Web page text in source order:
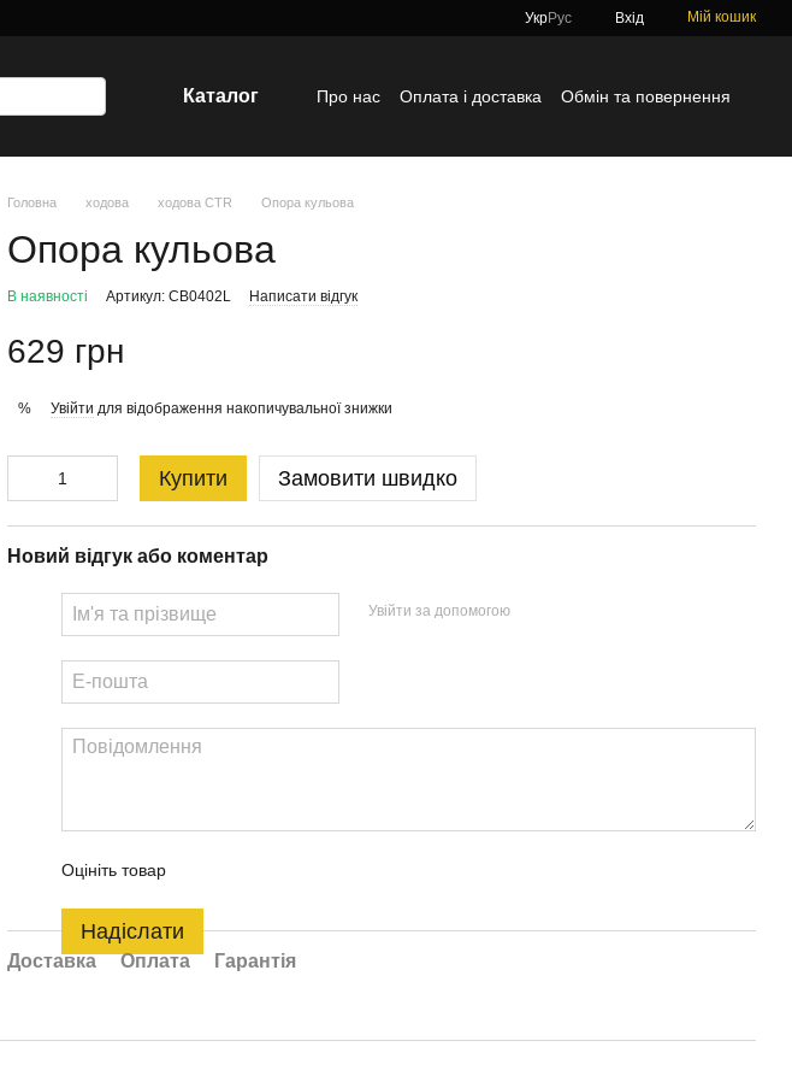
УкрРус Вхід Мій кошик
Каталог Про нас Оплата і доставка
Обмін та повернення
Головна ходова ходова CTR Опора кульова
Опора кульова
В наявності Артикул: CB0402L Написати відгук
629 грн
% Увійти для відображення накопичувальної знижки
Купити Замовити швидко
Новий відгук або коментар
Увійти за допомогою
Оцініть товар
Надіслати
Доставка Оплата Гарантія